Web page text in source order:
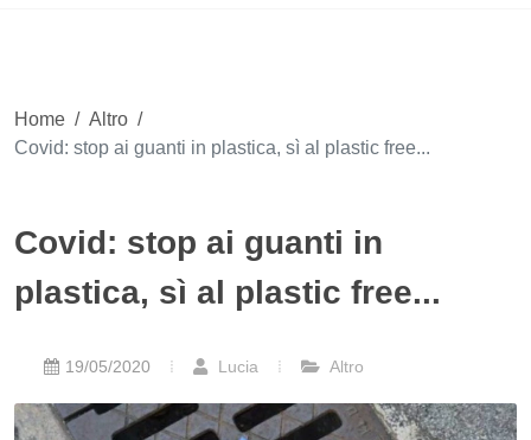
Home / Altro /
Covid: stop ai guanti in plastica, sì al plastic free...
Covid: stop ai guanti in
plastica, sì al plastic free...
19/05/2020 Lucia Altro